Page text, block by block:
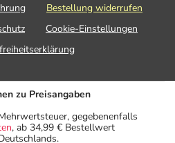
Bestellung widerrufen
Cookie-Einstellungen
zu Preisangaben
gegebenenfalls
, ab 34,99 € Bestellwert